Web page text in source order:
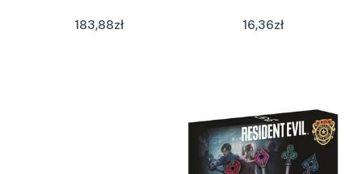
183,88zł 16,36zł